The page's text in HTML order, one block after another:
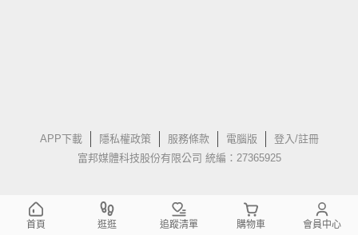
APP下載 隱私權政策 服務條款 電腦版
登入/註冊
富邦媒體科技股份有限公司 統編：27365925
首頁 逛逛 追蹤清單 購物車 會員中心